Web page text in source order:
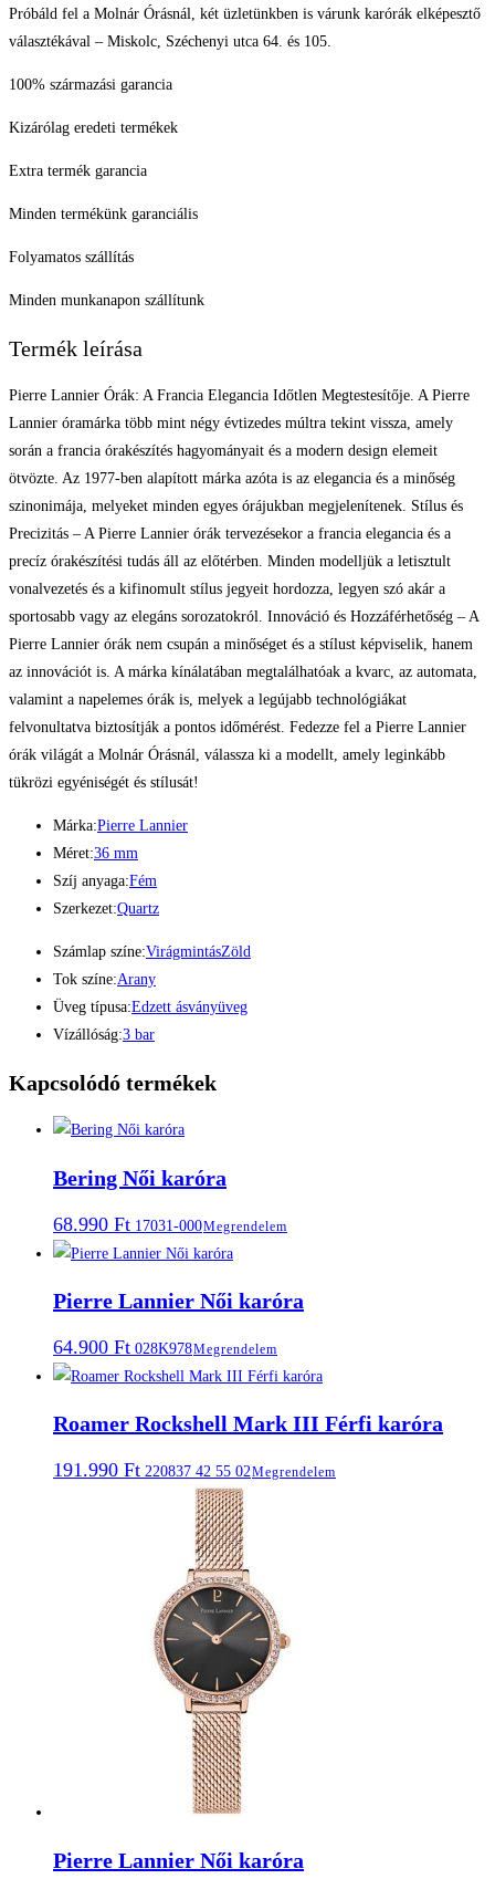
Próbáld fel a Molnár Órásnál, két üzletünkben is várunk karórák elképesztő
választékával – Miskolc, Széchenyi utca 64. és 105.
100% származási garancia
Kizárólag eredeti termékek
Extra termék garancia
Minden termékünk garanciális
Folyamatos szállítás
Minden munkanapon szállítunk
Termék leírása
Pierre Lannier Órák: A Francia Elegancia Időtlen Megtestesítője. A Pierre
Lannier óramárka több mint négy évtizedes múltra tekint vissza, amely
során a francia órakészítés hagyományait és a modern design elemeit
ötvözte. Az 1977-ben alapított márka azóta is az elegancia és a minőség
szinonimája, melyeket minden egyes órájukban megjelenítenek. Stílus és
Precizitás – A Pierre Lannier órák tervezésekor a francia elegancia és a
precíz órakészítési tudás áll az előtérben. Minden modelljük a letisztult
vonalvezetés és a kifinomult stílus jegyeit hordozza, legyen szó akár a
sportosabb vagy az elegáns sorozatokról. Innováció és Hozzáférhetőség – A
Pierre Lannier órák nem csupán a minőséget és a stílust képviselik, hanem
az innovációt is. A márka kínálatában megtalálhatóak a kvarc, az automata,
valamint a napelemes órák is, melyek a legújabb technológiákat
felvonultatva biztosítják a pontos időmérést. Fedezze fel a Pierre Lannier
órák világát a Molnár Órásnál, válassza ki a modellt, amely leginkább
tükrözi egyéniségét és stílusát!
Márka:Pierre Lannier
Méret:36 mm
Szíj anyaga:Fém
Szerkezet:Quartz
Számlap színe:VirágmintásZöld
Tok színe:Arany
Üveg típusa:Edzett ásványüveg
Vízállóság:3 bar
Kapcsolódó termékek
Bering Női karóra
68.990 Ft 17031-000Megrendelem
Pierre Lannier Női karóra
64.900 Ft 028K978Megrendelem
Roamer Rockshell Mark III Férfi karóra
191.990 Ft 220837 42 55 02Megrendelem
Pierre Lannier Női karóra